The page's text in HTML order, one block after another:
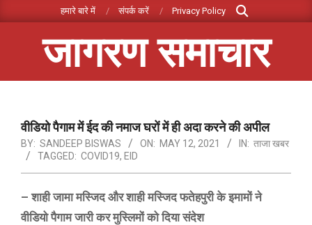
to
हमारे बारे में संपर्क करें Privacy Policy
Search
जागरण समाचार
Menuवीडियो पैगाम में ईद की नमाज घरों में ही अदा करने की अपील
BY: SANDEEP BISWAS ON: MAY 12, 2021 IN: ताजा खबर
TAGGED: COVID19, EID
– शाही जामा मस्जिद और शाही मस्जिद फतेहपुरी के इमामों ने
वीडियो पैगाम जारी कर मुस्लिमों को दिया संदेश